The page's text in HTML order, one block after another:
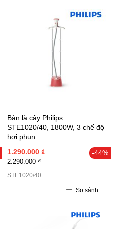
Bàn là cây Philips
STE1020/40, 1800W, 3 chế độ
hơi phun
-44%
1.290.000 ₫
2.290.000 ₫
STE1020/40
So sánh